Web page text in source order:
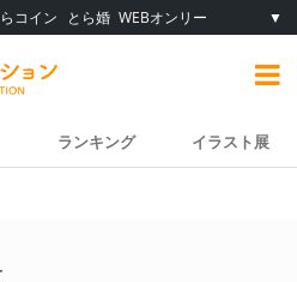
コイン とら婚 WEBオンリー ▼
ランキング イラスト展